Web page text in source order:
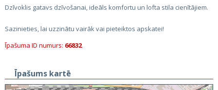
Dzīvoklis gatavs dzīvošanai, ideāls komfortu un lofta stila cienītājiem.
Sazinieties, lai uzzinātu vairāk vai pieteiktos apskatei!
Īpašuma ID numurs: 66832
Īpašums kartē